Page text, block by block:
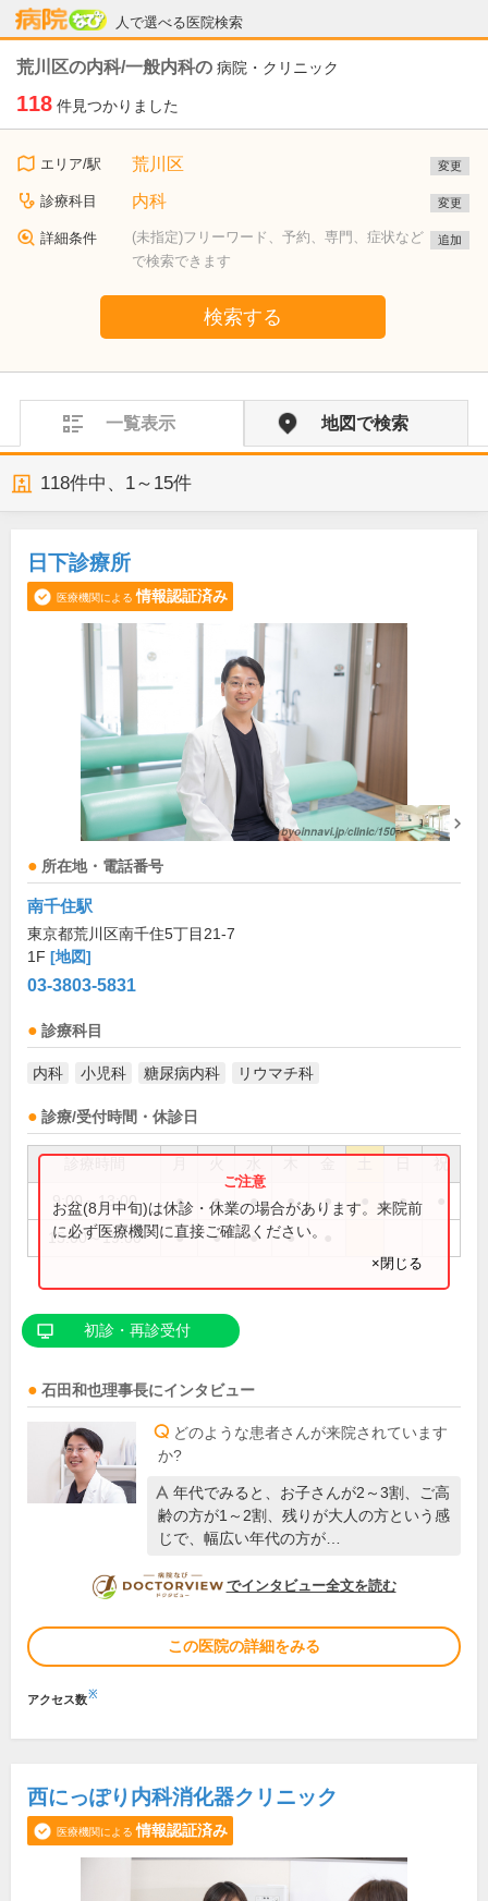
人で選べる医院検索
病院なび
荒川区の内科/一般内科の 病院・クリニック
118 件見つかりました
エリア/駅 荒川区 変更
診療科目 内科 変更
詳細条件
(未指定)フリーワード、予約、専門、症状など
で検索できます
追加
検索する
一覧表示 地図で検索
118件中、 1～15件
日下診療所
医療機関による 情報認証済み
所在地・電話番号
南千住駅
東京都荒川区南千住5丁目21-7
1F [地図]
03-3803-5831
診療科目
内科 小児科 糖尿病内科 リウマチ科
診療/受付時間・休診日
祝
9:00～13:00 ● ● ● ● ● ●
15:00～19:00 ● ● ● ●
お盆(8月中旬)は休診・休業の場合があります。来院前
に必ず医療機関に直接ご確認ください。
×閉じる
初診・再診受付
石田和也理事長にインタビュー
どのような患者さんが来院されています
か?
年代でみると、お子さんが2～3割、ご高
齢の方が1～2割、残りが大人の方という感
じで、幅広い年代の方が…
DOCTORVIEW
でインタビュー全文を読む
この医院の詳細をみる
アクセス数※
西にっぽり内科消化器クリニック
医療機関による 情報認証済み